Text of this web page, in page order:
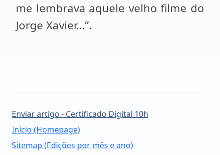
me lembrava aquele velho filme do
Jorge Xavier...”.
Enviar artigo - Certificado Digital 10h
Início (Homepage)
Sitemap (Edições por mês e ano)